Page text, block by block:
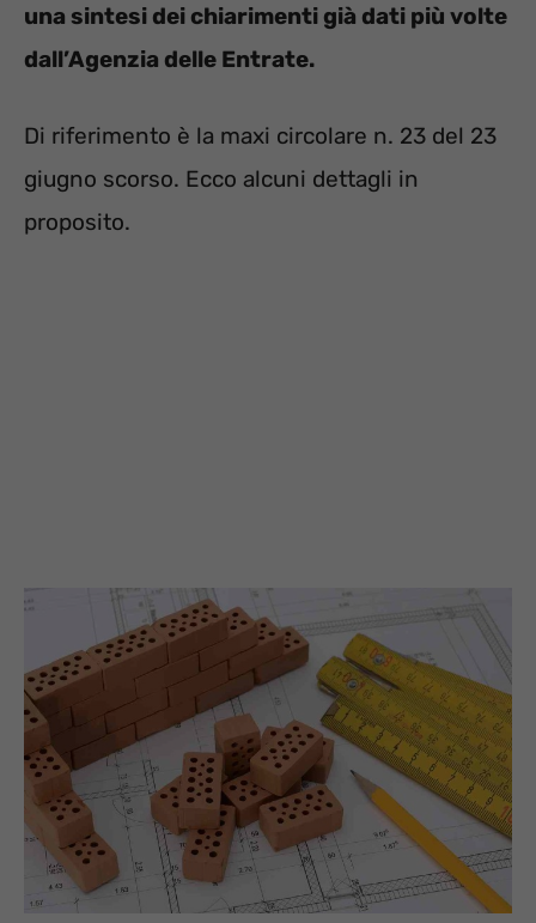
una sintesi dei chiarimenti già dati più volte
dall’Agenzia delle Entrate.
Di riferimento è la maxi circolare n. 23 del 23
giugno scorso. Ecco alcuni dettagli in
proposito.